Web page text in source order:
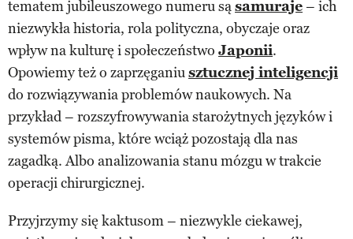
tematem jubileuszowego numeru sąsamuraje– ich
niezwykła historia, rola polityczna, obyczaje oraz
wpływ na kulturę i społeczeństwo Japonii.
Opowiemy też o zaprzęganiusztucznej inteligencji
do rozwiązywania problemów naukowych. Na
przykład – rozszyfrowywania starożytnych języków i
systemów pisma, które wciąż pozostają dla nas
zagadką. Albo analizowania stanu mózgu w trakcie
operacji chirurgicznej.
Przyjrzymy się kaktusom – niezwykle ciekawej,